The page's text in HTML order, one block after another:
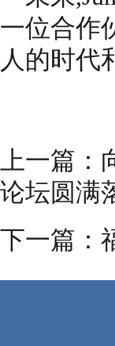
一位合作
人的时代
上一篇：
论坛圆满
下一篇：